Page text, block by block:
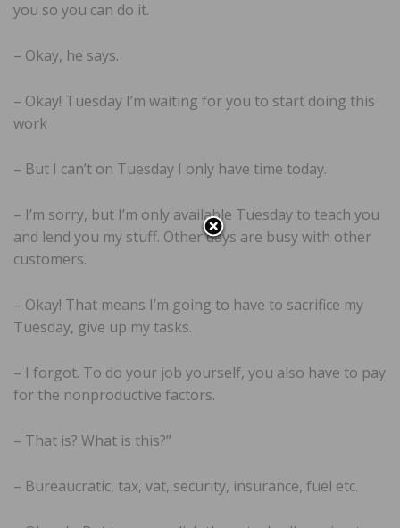
you so you can do it.
– Okay, he says.
– Okay! Tuesday I’m waiting for you to start doing this
work
– But I can’t on Tuesday I only have time today.
– I’m sorry, but I’m only available Tuesday to teach you
and lend you my stuff. Other days are busy with other
customers.
– Okay! That means I’m going to have to sacrifice my
Tuesday, give up my tasks.
– I forgot. To do your job yourself, you also have to pay
for the nonproductive factors.
– That is? What is this?”
– Bureaucratic, tax, vat, security, insurance, fuel etc.